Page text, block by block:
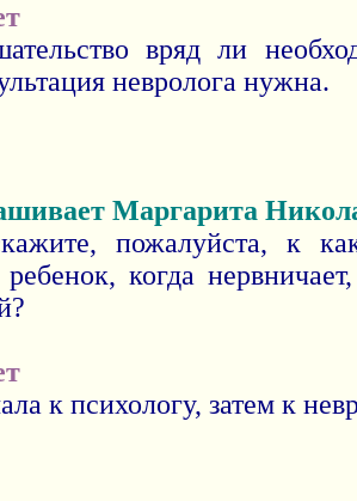
вряд ли
невролога нужна.
Маргарита
пожалуйста, к
когда
к психологу, затем к